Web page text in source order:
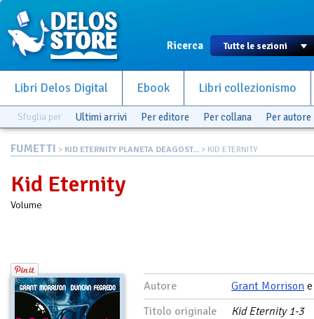
Ricerca
Libri Delos Digital Ebook Libri collezionismo
Sfoglia per Ultimi arrivi Per editore Per collana Per autore
FUMETTI > KID ETERNITY PLANETA DEAGOST... > KID ETERNITY
Kid Eternity
Volume
Autore Grant Morrison
Titolo originale
Kid Eternity 1-3